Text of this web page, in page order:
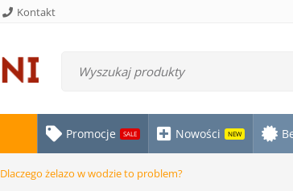
Kontakt
Promocje SALE Nowości NEW
Dlaczego żelazo w wodzie to problem?